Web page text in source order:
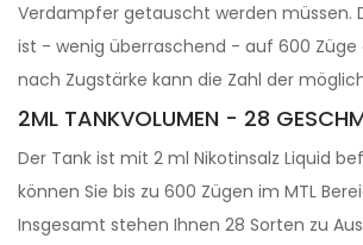
Verdampfer getauscht werden müssen.
ist - wenig überraschend - auf 600 Züge
nach Zugstärke kann die Zahl der
2ML TANKVOLUMEN - 28
Der Tank ist mit 2 ml Nikotinsalz Liquid
können Sie bis zu 600 Zügen im MTL
Insgesamt stehen Ihnen 28 Sorten zu